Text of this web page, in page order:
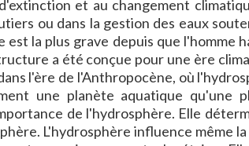
et au changement
ou dans la gestion des eaux
est la plus grave depuis que l'homme
a été conçue pour une ère
l'ère de l'Anthropocène, où
une planète aquatique qu'une
de l'hydrosphère. Elle
L'hydrosphère influence même